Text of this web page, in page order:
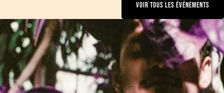
VOIR TOUS LES ÉVÉNEMENTS